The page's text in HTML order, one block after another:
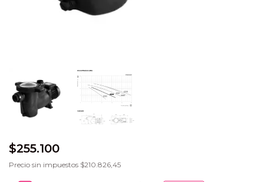
$255.100
Precio sin impuestos $210.826,45